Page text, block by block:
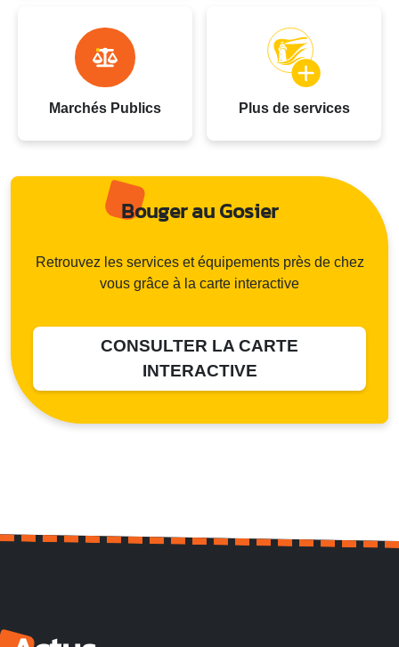
Marchés Publics Plus de services
Bouger au Gosier
Retrouvez les services et équipements près de chez
vous grâce à la carte interactive
CONSULTER LA CARTE
INTERACTIVE